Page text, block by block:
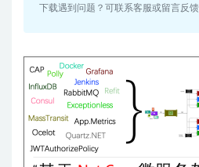
下载遇到问题？可联系客服或留言反馈